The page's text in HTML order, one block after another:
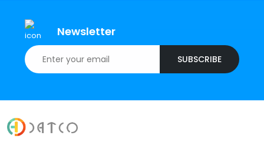
Newsletter
SUBSCRIBE